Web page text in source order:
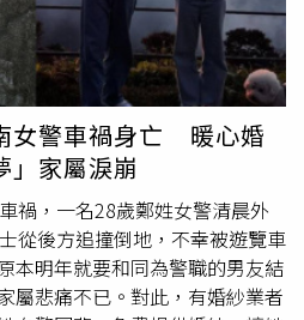
不只有夫妻間的問題，2024年
底還在宜蘭蘇澳街頭與大哥高聖
突，事後3兄弟互相提告，令球
務規章對他祭出暫停出賽處
，高國豪也重返球場，本季仍是
季後賽。高國豪近日透露與妻
8）日其妻發出律師聲明，稱
翻攝自IG／eweennn）
女警車禍身亡 暖心婚
」家屬淚崩
禍，一名28歲鄭姓女警清晨外
從後方追撞倒地，不幸被遊覽車
本明年就要和同為警職的男友結
屬悲痛不已。對此，有婚紗業者